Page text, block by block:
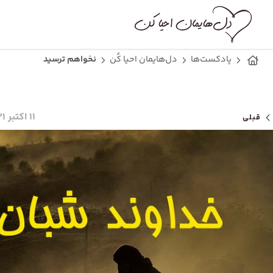
پادکست‌ها دل‌هایمان احیا کُن نخواهم ترسید
قبلی ۱۱ اکتبر ۲۰۲۱